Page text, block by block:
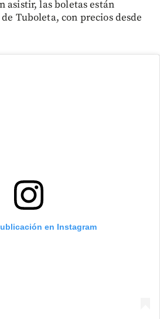
asistir, las boletas están
Tuboleta, con precios desde
en Instagram